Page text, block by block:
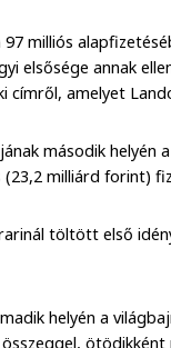
milliós
elsősége annak
címről, amelyet
második
milliárd forint)
töltött első
helyén a